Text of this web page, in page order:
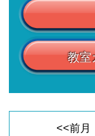
教室
<<前月